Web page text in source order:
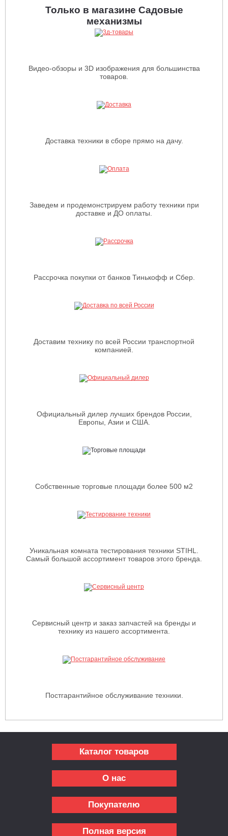
Только в магазине Садовые
механизмы
Видео-обзоры и 3D изображения для большинства
товаров.
Доставка техники в сборе прямо на дачу.
Заведем и продемонстрируем работу техники при
доставке и ДО оплаты.
Рассрочка покупки от банков Тинькофф и Сбер.
Доставим технику по всей России транспортной
компанией.
Официальный дилер лучших брендов России,
Европы, Азии и США.
Собственные торговые площади более 500 м2
Уникальная комната тестирования техники STIHL.
Самый большой ассортимент товаров этого бренда.
Сервисный центр и заказ запчастей на бренды и
технику из нашего ассортимента.
Постгарантийное обслуживание техники.
Каталог товаров
О нас
Покупателю
Полная версия